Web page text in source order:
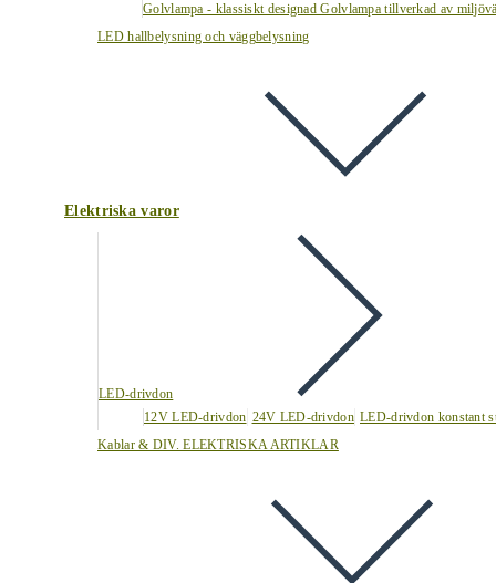
Golvlampa - klassiskt designad Golvlampa tillverkad av
LED hallbelysning och väggbelysning
Elektriska varor
LED-drivdon
12V LED-drivdon 24V LED-drivdon LED-drivdon konstant
Kablar & DIV. ELEKTRISKA ARTIKLAR